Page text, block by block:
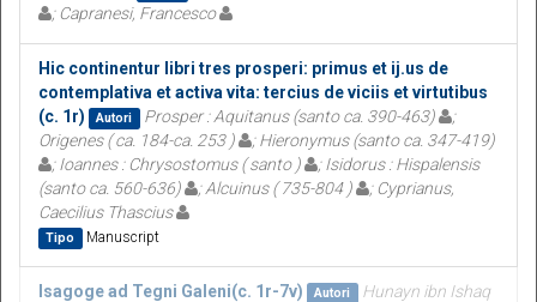
; Capranesi, Francesco
Hic continentur libri tres prosperi: primus et ij.us de
contemplativa et activa vita: tercius de viciis et virtutibus
(c. 1r)
Autori Prosper : Aquitanus (santo ca. 390-463)
;
Origenes ( ca. 184-ca. 253 )
; Hieronymus (santo ca. 347-419)
; Ioannes : Chrysostomus ( santo )
; Isidorus : Hispalensis
(santo ca. 560-636)
; Alcuinus ( 735-804 )
; Cyprianus,
Caecilius Thascius
Tipo Manuscript
Isagoge ad Tegni Galeni(c. 1r-7v) Autori
Hunayn ibn Ishaq